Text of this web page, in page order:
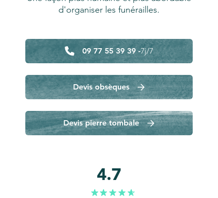
d'organiser les funérailles.
09 77 55 39 39 -7j/7
Devis obsèques
Devis pierre tombale
4.7